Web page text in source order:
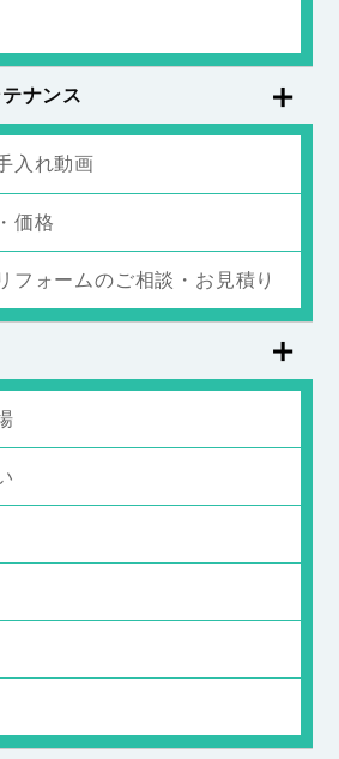
ナンス
入れ動画
価格
フォームのご相談・お見積り